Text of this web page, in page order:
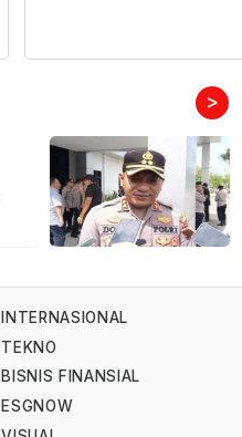
>
INTERNASIONAL
TEKNO
BISNIS FINANSIAL
ESGNOW